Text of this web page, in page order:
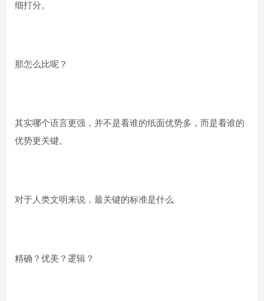
细打分。
那怎么比呢？
其实哪个语言更强，并不是看谁的纸面优势多，而是看谁的
优势更关键。
对于人类文明来说，最关键的标准是什么
精确？优美？逻辑？